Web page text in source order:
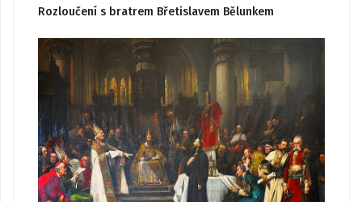
Rozloučení s bratrem Břetislavem Bělunkem